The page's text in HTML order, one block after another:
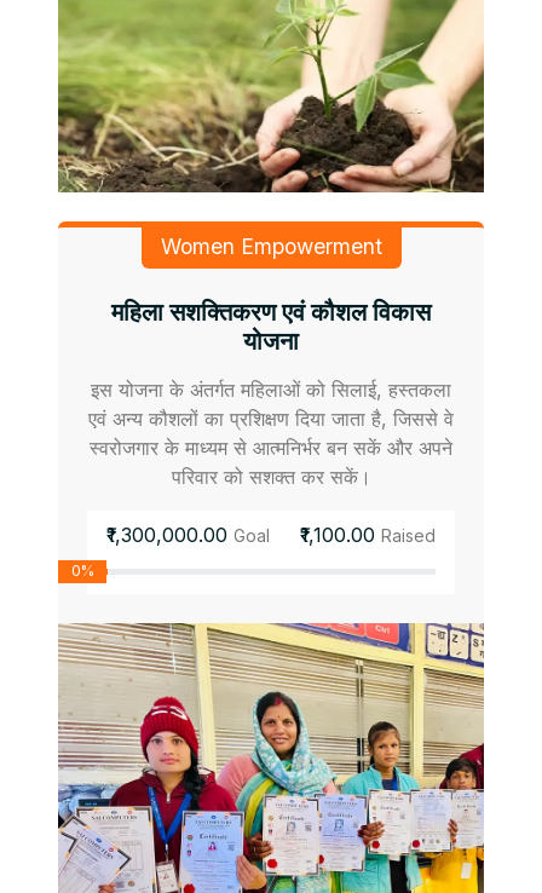
Women Empowerment
महिला सशक्तिकरण एवं कौशल विकास
योजना
इस योजना के अंतर्गत महिलाओं को सिलाई, हस्तकला
एवं अन्य कौशलों का प्रशिक्षण दिया जाता है, जिससे वे
स्वरोजगार के माध्यम से आत्मनिर्भर बन सकें और अपने
परिवार को सशक्त कर सकें।
₹1,300,000.00 Goal ₹1,100.00 Raised
0%